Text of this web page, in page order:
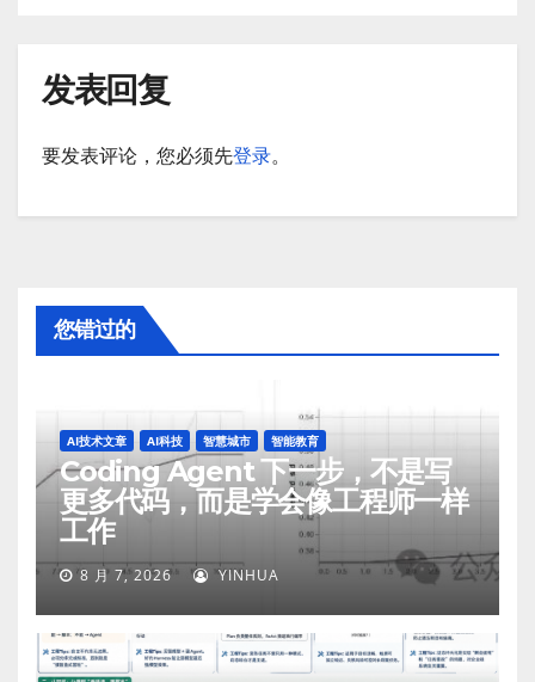
发表回复
要发表评论，您必须先登录。
您错过的
AI技术文章 AI科技 智慧城市 智能教育
Coding Agent 下一步，不是写
更多代码，而是学会像工程师一样
工作
8 月 7, 2026 YINHUA